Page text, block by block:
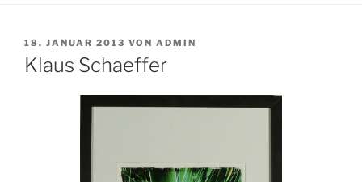
VERÖFFENTLICHT
AM
18. JANUAR 2013 VON ADMIN
Klaus Schaeffer